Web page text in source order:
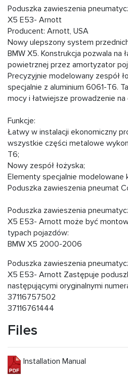
Poduszka zawieszenia
X5 E53- Arnott
Producent: Arnott, USA
Nowy ulepszony system
BMW X5. Konstrukcja pozwala na
powietrznej przez amortyzator
Precyzyjnie modelowany zespół
specjalnie z aluminium 6061-T6.
mocy i łatwiejsze prowadzenie na
Funkcje:
Łatwy w instalacji ekonomiczny
wszystkie części metalowe
T6;
Nowy zespół łożyska;
Elementy specjalnie modelowane
Poduszka zawieszenia pneumat
Poduszka zawieszenia
X5 E53- Arnott może być
typach pojazdów:
BMW X5 2000-2006
Poduszka zawieszenia
X5 E53- Arnott Zastępuje
następującymi oryginalnymi
37116757502
37116761444
Files
Installation Manual